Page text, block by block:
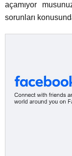
açamıyor
sorunları